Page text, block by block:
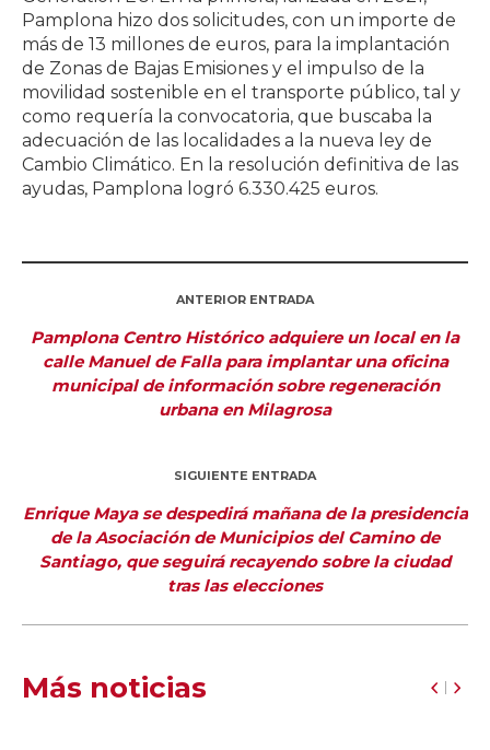
Pamplona hizo dos solicitudes, con un importe de
más de 13 millones de euros, para la implantación
de Zonas de Bajas Emisiones y el impulso de la
movilidad sostenible en el transporte público, tal y
como requería la convocatoria, que buscaba la
adecuación de las localidades a la nueva ley de
Cambio Climático. En la resolución definitiva de las
ayudas, Pamplona logró 6.330.425 euros.
ANTERIOR ENTRADA
Pamplona Centro Histórico adquiere un local en la
calle Manuel de Falla para implantar una oficina
municipal de información sobre regeneración
urbana en Milagrosa
SIGUIENTE ENTRADA
Enrique Maya se despedirá mañana de la presidencia
de la Asociación de Municipios del Camino de
Santiago, que seguirá recayendo sobre la ciudad
tras las elecciones
Más noticias